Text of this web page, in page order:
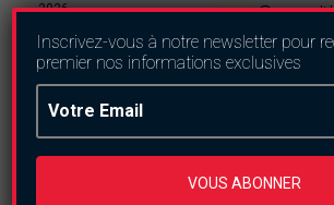
2026
samedi
Inscrivez-vous à notre newsletter pour
premier nos informations exclusives
VOUS ABONNER